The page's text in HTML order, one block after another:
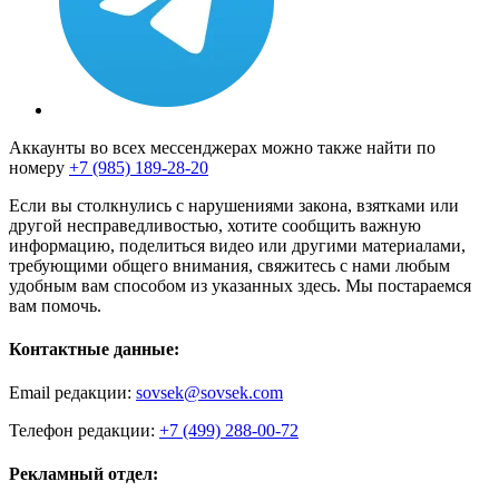
Аккаунты во всех мессенджерах можно также найти по
номеру +7 (985) 189-28-20
Если вы столкнулись с нарушениями закона, взятками или
другой несправедливостью, хотите сообщить важную
информацию, поделиться видео или другими материалами,
требующими общего внимания, свяжитесь с нами любым
удобным вам способом из указанных здесь. Мы постараемся
вам помочь.
Контактные данные:
Email редакции: sovsek@sovsek.com
Телефон редакции: +7 (499) 288-00-72
Рекламный отдел: